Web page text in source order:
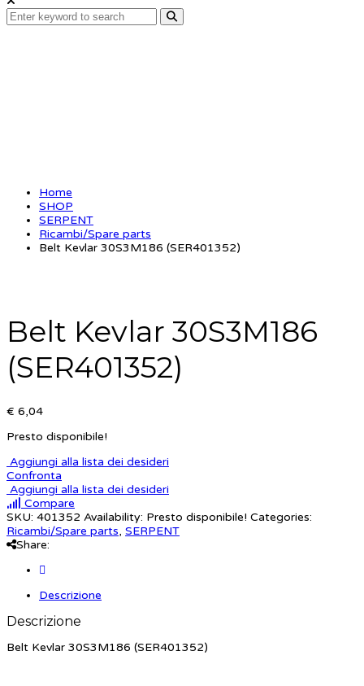
Home
SHOP
SERPENT
Ricambi/Spare parts
Belt Kevlar 30S3M186 (SER401352)
Belt Kevlar 30S3M186
(SER401352)
€ 6,04
Presto disponibile!
Aggiungi alla lista dei desideri
Confronta
Aggiungi alla lista dei desideri
Compare
SKU: 401352 Availability: Presto disponibile! Categories:
Ricambi/Spare parts, SERPENT
Share:
Descrizione
Descrizione
Belt Kevlar 30S3M186 (SER401352)